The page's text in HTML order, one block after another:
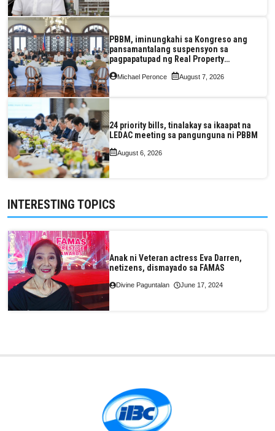
PBBM, iminungkahi sa Kongreso ang
pansamantalang suspensyon sa
pagpapatupad ng Real Property
Valuation and Assessment Reform Act
Michael Peronce August 7, 2026
24 priority bills, tinalakay sa ikaapat na
LEDAC meeting sa pangunguna ni PBBM
August 6, 2026
INTERESTING TOPICS
Anak ni Veteran actress Eva Darren,
netizens, dismayado sa FAMAS
Divine Paguntalan June 17, 2024